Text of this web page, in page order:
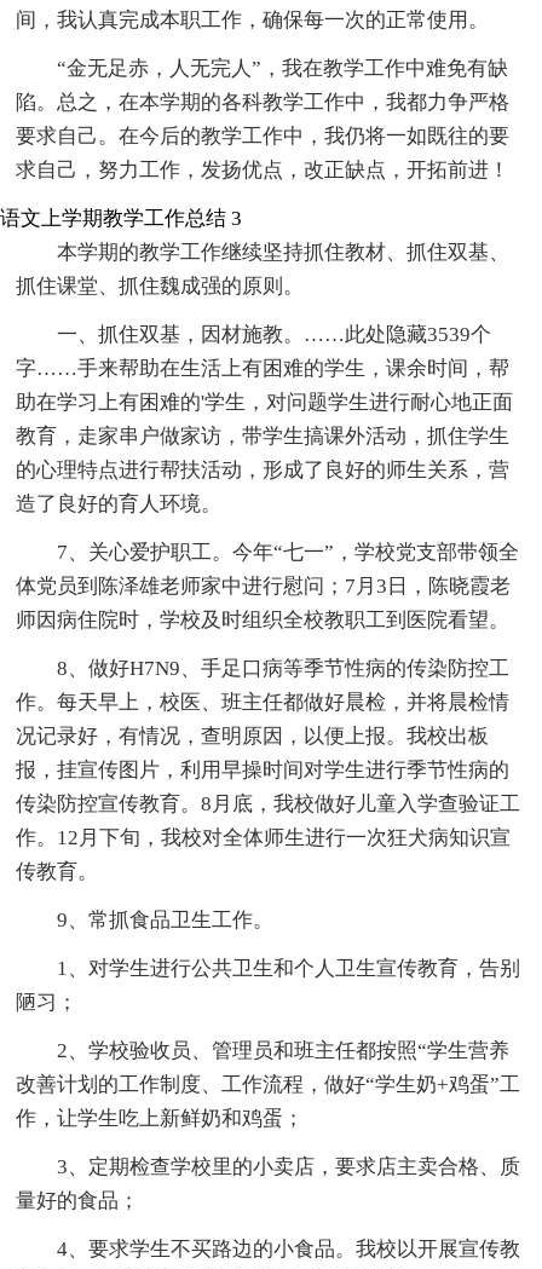
间，我认真完成本职工作，确保每一次的正常使用。
“金无足赤，人无完人”，我在教学工作中难免有缺
陷。总之，在本学期的各科教学工作中，我都力争严格
要求自己。在今后的教学工作中，我仍将一如既往的要
求自己，努力工作，发扬优点，改正缺点，开拓前进！
语文上学期教学工作总结 3
本学期的教学工作继续坚持抓住教材、抓住双基、
抓住课堂、抓住魏成强的原则。
一、抓住双基，因材施教。 ……此处隐藏3539个
字……手来帮助在生活上有困难的学生，课余时间，帮
助在学习上有困难的'学生，对问题学生进行耐心地正面
教育，走家串户做家访，带学生搞课外活动，抓住学生
的心理特点进行帮扶活动，形成了良好的师生关系，营
造了良好的育人环境。
7、关心爱护职工。今年“七一”，学校党支部带领全
体党员到陈泽雄老师家中进行慰问；7月3日，陈晓霞老
师因病住院时，学校及时组织全校教职工到医院看望。
8、做好H7N9、手足口病等季节性病的传染防控工
作。每天早上，校医、班主任都做好晨检，并将晨检情
况记录好，有情况，查明原因，以便上报。我校出板
报，挂宣传图片，利用早操时间对学生进行季节性病的
传染防控宣传教育。8月底，我校做好儿童入学查验证工
作。12月下旬，我校对全体师生进行一次狂犬病知识宣
传教育。
9、常抓食品卫生工作。
1、对学生进行公共卫生和个人卫生宣传教育，告别
陋习；
2、学校验收员、管理员和班主任都按照“学生营养
改善计划的工作制度、工作流程，做好“学生奶+鸡蛋”工
作，让学生吃上新鲜奶和鸡蛋；
3、定期检查学校里的小卖店，要求店主卖合格、质
量好的食品；
4、要求学生不买路边的小食品。我校以开展宣传教